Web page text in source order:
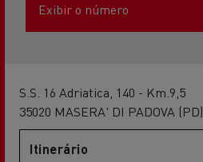
Exibir o número
S.S. 16 Adriatica, 140 - Km.9,5
35020 MASERA' DI PADOVA (PD)
Itinerário